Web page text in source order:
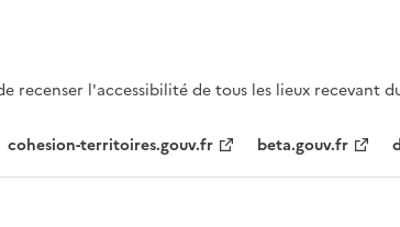
recenser l'accessibilité de tous les lieux recevant
cohesion-territoires.gouv.fr beta.gouv.fr